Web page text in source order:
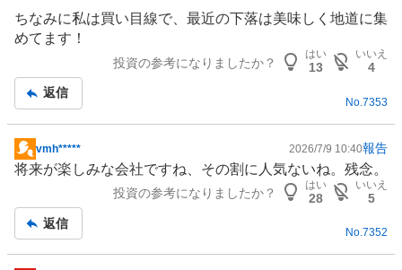
事
ちなみに私は買い目線で、最近の下落は美味しく地道に集
めてます！
投資の参考になりましたか？
はい
13
いいえ
4
返信
No. 7353
掲
示
事
vmh***** 2026/7/9 10:40報告
将来が楽しみな会社ですね、その割に人気ないね。残念。
投資の参考になりましたか？
はい
28
いいえ
5
返信
No.7352